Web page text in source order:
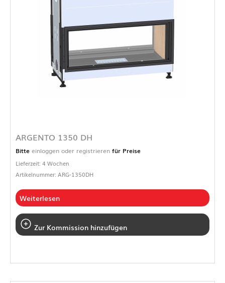
ARGENTO 1350 DH
Bitte einloggen oder registrieren für Preise
Lieferzeit: 4 Wochen
Artikelnummer: ARG-1350DH
Weiterlesen
Zur Kommission hinzufügen